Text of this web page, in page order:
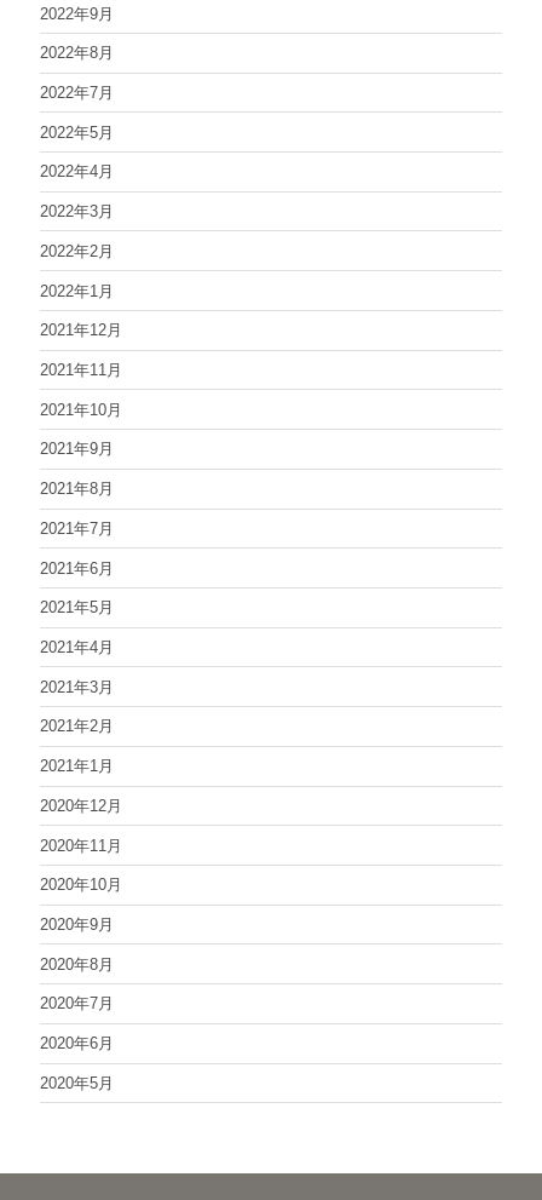
2022年9月
2022年8月
2022年7月
2022年5月
2022年4月
2022年3月
2022年2月
2022年1月
2021年12月
2021年11月
2021年10月
2021年9月
2021年8月
2021年7月
2021年6月
2021年5月
2021年4月
2021年3月
2021年2月
2021年1月
2020年12月
2020年11月
2020年10月
2020年9月
2020年8月
2020年7月
2020年6月
2020年5月